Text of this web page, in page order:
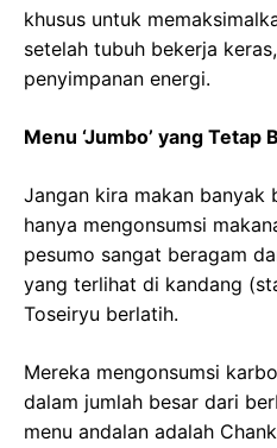
khusus untuk
setelah tubuh bekerja
penyimpanan energi.
Menu ‘Jumbo’ yang
Jangan kira makan banyak
hanya mengonsumsi
pesumo sangat beragam
yang terlihat di kandang
Toseiryu berlatih.
Mereka mengonsumsi
dalam jumlah besar dari
menu andalan adalah